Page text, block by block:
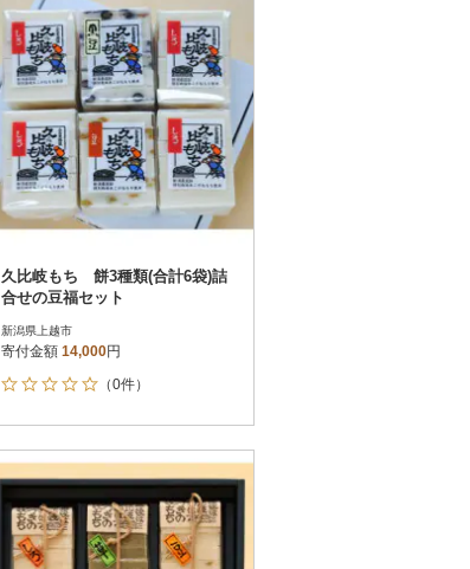
久比岐もち 餅3種類(合計6袋)詰
合せの豆福セット
新潟県上越市
寄付金額 14,000円
（0件）